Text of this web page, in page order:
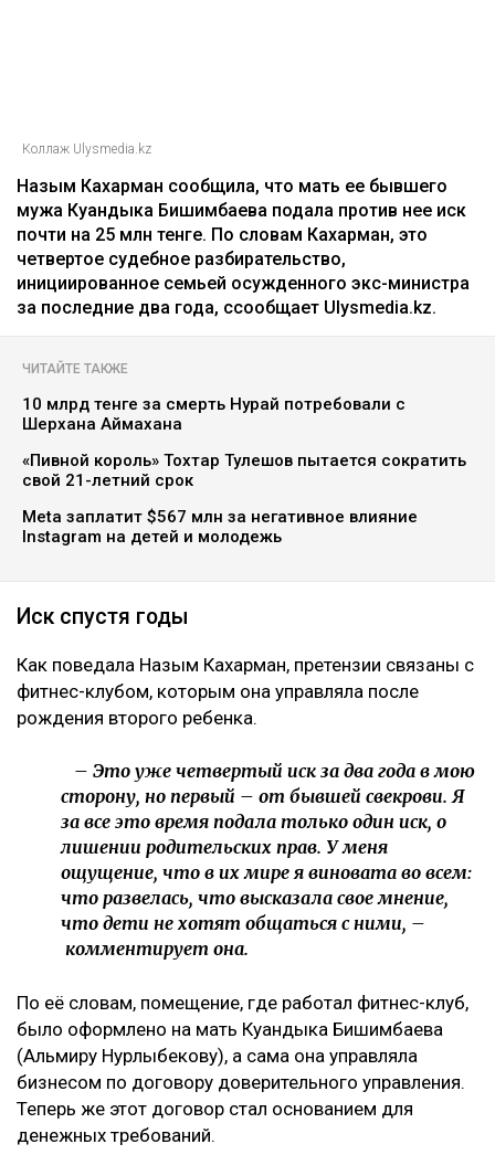
Коллаж Ulysmedia.kz
Назым Кахарман сообщила, что мать ее бывшего
мужа Куандыка Бишимбаева подала против нее иск
почти на 25 млн тенге. По словам Кахарман, это
четвертое судебное разбирательство,
инициированное семьей осужденного экс-министра
за последние два года, ссообщает Ulysmedia.kz.
ЧИТАЙТЕ ТАКЖЕ
10 млрд тенге за смерть Нурай потребовали с
Шерхана Аймахана
«Пивной король» Тохтар Тулешов пытается сократить
свой 21-летний срок
Meta заплатит $567 млн за негативное влияние
Instagram на детей и молодежь
Иск спустя годы
Как поведала Назым Кахарман, претензии связаны с
фитнес-клубом, которым она управляла после
рождения второго ребенка.
– Это уже четвертый иск за два года в мою
сторону, но первый – от бывшей свекрови. Я
за все это время подала только один иск, о
лишении родительских прав. У меня
ощущение, что в их мире я виновата во всем:
что развелась, что высказала свое мнение,
что дети не хотят общаться с ними, –
комментирует она.
По её словам, помещение, где работал фитнес-клуб,
было оформлено на мать Куандыка Бишимбаева
(Альмиру Нурлыбекову), а сама она управляла
бизнесом по договору доверительного управления.
Теперь же этот договор стал основанием для
денежных требований.